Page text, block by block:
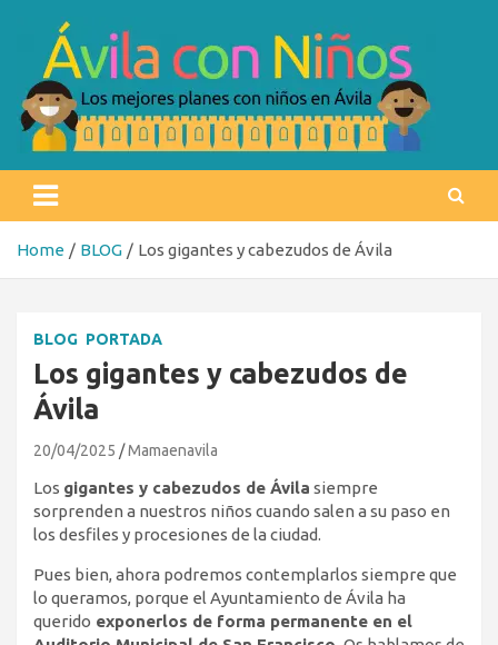
content
Ávila con niños
Home BLOG Los gigantes y cabezudos de Ávila
BLOG PORTADA
Los gigantes y cabezudos de
Ávila
20/04/2025 Mamaenavila
Los gigantes y cabezudos de Ávila siempre
sorprenden a nuestros niños cuando salen a su paso en
los desfiles y procesiones de la ciudad.
Pues bien, ahora podremos contemplarlos siempre que
lo queramos, porque el Ayuntamiento de Ávila ha
querido exponerlos de forma permanente en el